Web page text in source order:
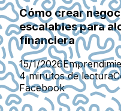
Cómo crear
escalables para
financiera
15/1/2026
4 minutos de lectura
Facebook